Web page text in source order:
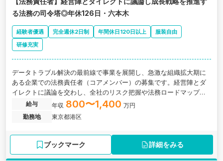
る法務の司令塔◎年休126日・六本木
経験者優遇 完全週休2日制 年間休日120日以上
服装自由
研修充実
データトラブル解決の最前線で事業を展開し、急激な組織拡大期に
ある企業での法務責任者（コアメンバー）の募集です。経営陣とダ
イレクトに議論を交わし、全社のリスク把握や法務ロードマップの
策定、重要契約交渉などを通じて企業の成長戦略を直接的に推進す
るミッションを担います。法務・コンプライアンスの体制強化を牽
引する「司令塔」として、ベンチャーならではの変革期を共に創り
給与 年収 800〜1,400 万円
勤務地
東京都港区
ブックマーク 詳細をみる